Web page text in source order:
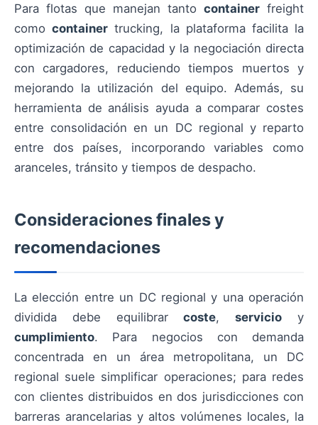
Para flotas que manejan tanto container freight
comocontainer trucking, la plataforma facilita la
optimización de capacidad y la negociación directa
con cargadores, reduciendo tiempos muertos y
mejorando la utilización del equipo. Además, su
herramienta de análisis ayuda a comparar costes
entre consolidación en un DC regional y reparto
entre dos países, incorporando variables como
aranceles, tránsito y tiempos de despacho.
Consideraciones finales y
recomendaciones
La elección entre un DC regional y una operación
dividida debe equilibrarcoste,servicio y
cumplimiento. Para negocios con demanda
concentrada en un área metropolitana, un DC
regional suele simplificar operaciones; para redes
con clientes distribuidos en dos jurisdicciones con
barreras arancelarias y altos volúmenes locales, la